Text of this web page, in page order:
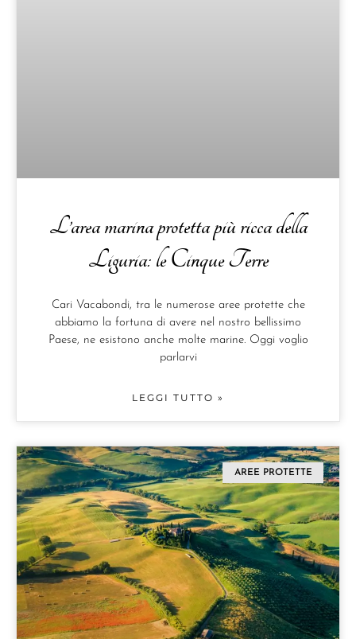
L’area marina protetta più ricca della
Liguria: le Cinque Terre
Cari Vacabondi, tra le numerose aree protette che
abbiamo la fortuna di avere nel nostro bellissimo
Paese, ne esistono anche molte marine. Oggi voglio
parlarvi
LEGGI TUTTO »
AREE PROTETTE